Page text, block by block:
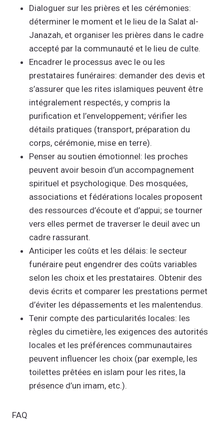
Dialoguer sur les prières et les cérémonies:
déterminer le moment et le lieu de la Salat al-
Janazah, et organiser les prières dans le cadre
accepté par la communauté et le lieu de culte.
Encadrer le processus avec le ou les
prestataires funéraires: demander des devis et
s’assurer que les rites islamiques peuvent être
intégralement respectés, y compris la
purification et l’enveloppement; vérifier les
détails pratiques (transport, préparation du
corps, cérémonie, mise en terre).
Penser au soutien émotionnel: les proches
peuvent avoir besoin d’un accompagnement
spirituel et psychologique. Des mosquées,
associations et fédérations locales proposent
des ressources d’écoute et d’appui; se tourner
vers elles permet de traverser le deuil avec un
cadre rassurant.
Anticiper les coûts et les délais: le secteur
funéraire peut engendrer des coûts variables
selon les choix et les prestataires. Obtenir des
devis écrits et comparer les prestations permet
d’éviter les dépassements et les malentendus.
Tenir compte des particularités locales: les
règles du cimetière, les exigences des autorités
locales et les préférences communautaires
peuvent influencer les choix (par exemple, les
toilettes prêtées en islam pour les rites, la
présence d’un imam, etc.).
FAQ